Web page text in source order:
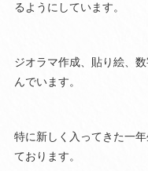
るようにしています。
ジオラマ作成、貼り絵、
んでいます。
特に新しく入ってきた一
ております。